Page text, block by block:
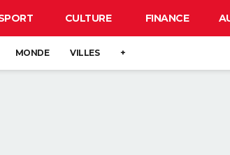
CULTURE FINANCE
MONDE VILLES +